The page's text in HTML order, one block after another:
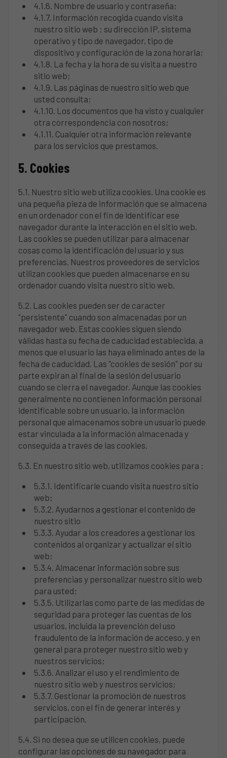
4.1.6. Nombre de usuario y contraseña;
4.1.7. Información recogida cuando visita
nuestro sitio web : su dirección IP, sistema
operativo y tipo de navegador, tipo de
dispositivo y configuración de la zona horaria;
4.1.8. La fecha y la hora de su visita a nuestro
sitio web;
4.1.9. Las páginas de nuestro sitio web que
usted consulta;
4.1.10. Los documentos que ha visto y cualquier
otra correspondencia con nosotros;
4.1.11. Cualquier otra información relevante
para los servicios que prestamos.
5. Cookies
5.1. Nuestro sitio web utiliza cookies. Una cookie es
una pequeña pieza de información que se almacena
en un ordenador con el fin de identificar ese
navegador durante la interacción en el sitio web.
Las cookies se pueden utilizar para almacenar
cosas como la identificación del usuario y sus
preferencias. Nuestros proveedores de servicios
utilizan cookies que pueden almacenarse en su
ordenador cuando visita nuestro sitio web.
5.2. Las cookies pueden ser de caracter
"persistente" cuando son almacenadas por un
navegador web. Estas cookies siguen siendo
válidas hasta su fecha de caducidad establecida, a
menos que el usuario las haya eliminado antes de la
fecha de caducidad. Las "cookies de sesión" por su
parte expiran al final de la sesión del usuario
cuando se cierra el navegador. Aunque las cookies
generalmente no contienen información personal
identificable sobre un usuario, la información
personal que almacenamos sobre un usuario puede
estar vinculada a la información almacenada y
conseguida a través de las cookies.
5.3. En nuestro sitio web, utilizamos cookies para :
5.3.1. Identificarle cuando visita nuestro sitio
web;
5.3.2. Ayudarnos a gestionar el contenido de
nuestro sitio
5.3.3. Ayudar a los creadores a gestionar los
contenidos al organizar y actualizar el sitio
web;
5.3.4. Almacenar información sobre sus
preferencias y personalizar nuestro sitio web
para usted;
5.3.5. Utilizarlas como parte de las medidas de
seguridad para proteger las cuentas de los
usuarios, incluida la prevención del uso
fraudulento de la información de acceso, y en
general para proteger nuestro sitio web y
nuestros servicios;
5.3.6. Analizar el uso y el rendimiento de
nuestro sitio web y nuestros servicios;
5.3.7. Gestionar la promoción de nuestros
servicios, con el fin de generar interés y
participación.
5.4. Si no desea que se utilicen cookies, puede
configurar las opciones de su navegador para